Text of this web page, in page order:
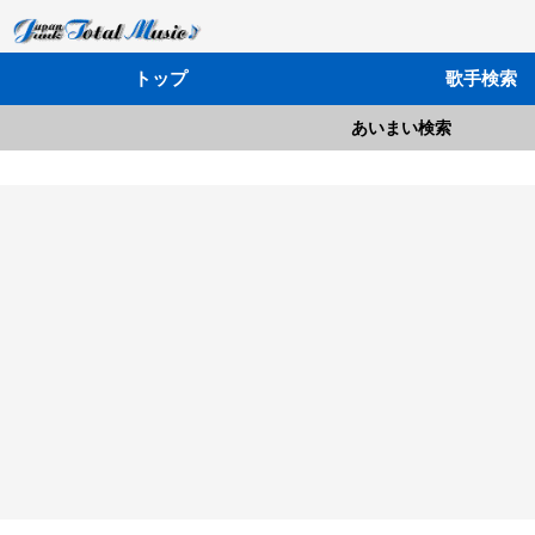
トップ 歌手検索
あいまい検索